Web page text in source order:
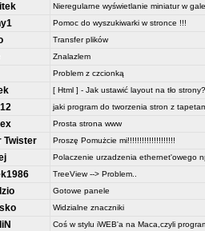
Nieregularne wyświetlanie miniatur w
Pomoc do wyszukiwarki w stronce !!!
Transfer plików
Znalazlem
Problem z czcionką
[ Html ] - Jak ustawić layout na tło strony?
jaki program do tworzenia stron z
Prosta strona www
Twister Proszę Pomużcie mi!!!!!!!!!!!!!!!!!!!!
Polaczenie urzadzenia ethernet'owego
TreeView --> Problem..
Gotowe panele
Widzialne znaczniki
Coś w stylu iWEB'a na Maca,czyli